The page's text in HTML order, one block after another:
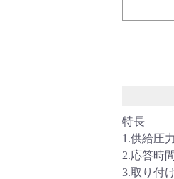
バルブ・継手
ダウ
特長
1.供給圧
2.応答時
3.取り付